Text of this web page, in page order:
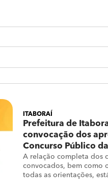
ITABORAÍ
Prefeitura de
convocação dos
Concurso Público
A relação completa dos
convocados, bem como
todas as orientações,